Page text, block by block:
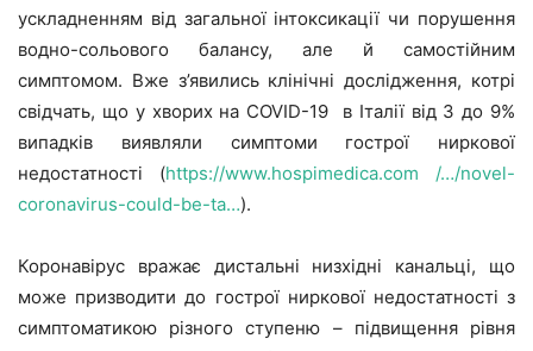
ускладненням від загальної інтоксикації чи порушення
водно-сольового балансу, але й самостійним
симптомом. Вже з’явились клінічні дослідження, котрі
свідчать, що у хворих на COVID-19 в Італії від 3 до 9%
випадків виявляли симптоми гострої ниркової
недостатності (https://www.hospimedica.com /…/novel-
coronavirus-could-be-ta…).
Коронавірус вражає дистальні низхідні канальці, що
може призводити до гострої ниркової недостатності з
симптоматикою різного ступеню – підвищення рівня